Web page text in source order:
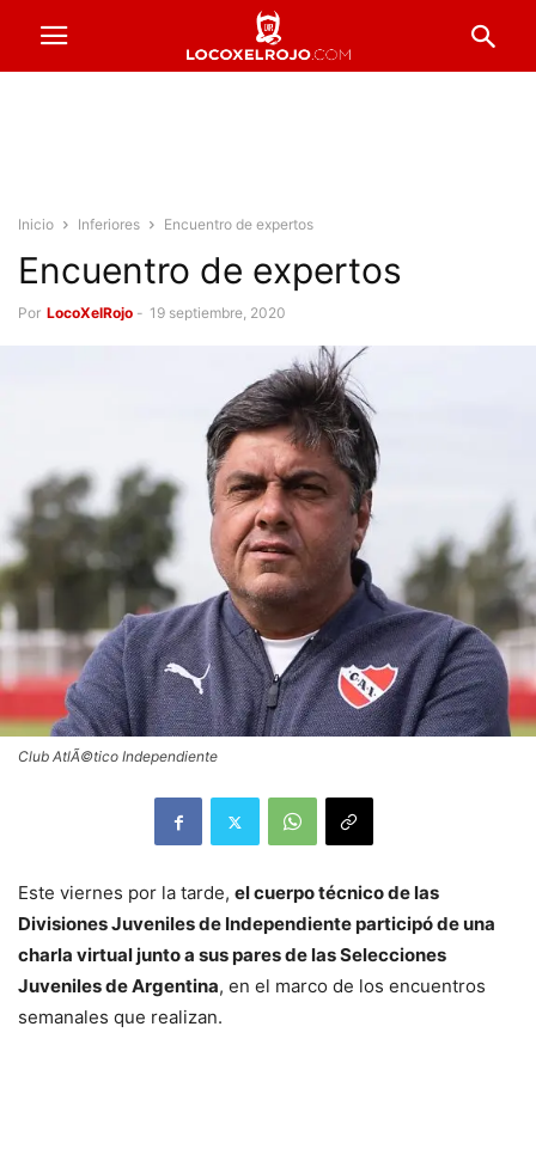
Inicio Inferiores Encuentro de expertos
Encuentro de expertos
Por LocoXelRojo - 19 septiembre, 2020
Club AtlÃ©tico Independiente
Este viernes por la tarde, el cuerpo técnico de las
Divisiones Juveniles de Independiente participó de una
charla virtual junto a sus pares de las Selecciones
Juveniles de Argentina, en el marco de los encuentros
semanales que realizan.